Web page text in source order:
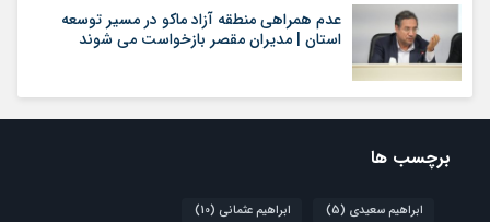
عدم همراهی منطقه آزاد ماکو در مسیر توسعه
استان | مدیران مقصر بازخواست می شوند
برچسب ها
ابراهیم سعیدی (5) ابراهیم عثمانی (10)